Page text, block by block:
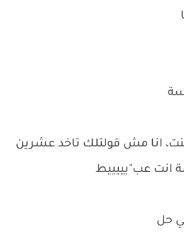
انا مش قولتلك تاخد عشرين
انت عب"يييييط
حل